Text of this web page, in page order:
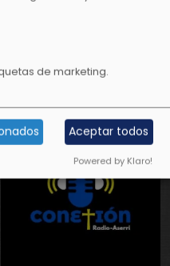
Televisión
de marketing.
Aceptar todos
Powered by Klaro!